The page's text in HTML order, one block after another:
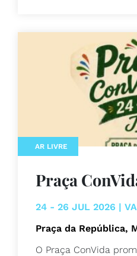
AR LIVRE
Praça
24 - 26 JUL 2026 |
Praça da República,
O Praça ConVida